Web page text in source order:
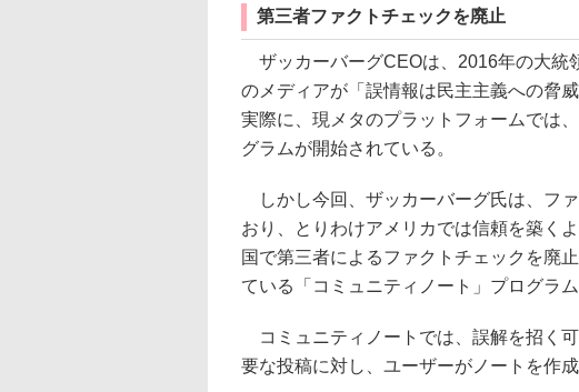
第三者ファクトチェックを廃止
ザッカーバーグCEOは、2016年の大統
のメディアが「誤情報は民主主義への脅
実際に、現メタのプラットフォームでは
グラムが開始されている。
しかし今回、ザッカーバーグ氏は、フ
おり、とりわけアメリカでは信頼を築く
国で第三者によるファクトチェックを廃
ている「コミュニティノート」プログラ
コミュニティノートでは、誤解を招く
要な投稿に対し、ユーザーがノートを作成